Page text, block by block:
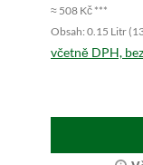
≈ 508 Kč ***
Obsah: 0.15 Litr
včetně DPH,